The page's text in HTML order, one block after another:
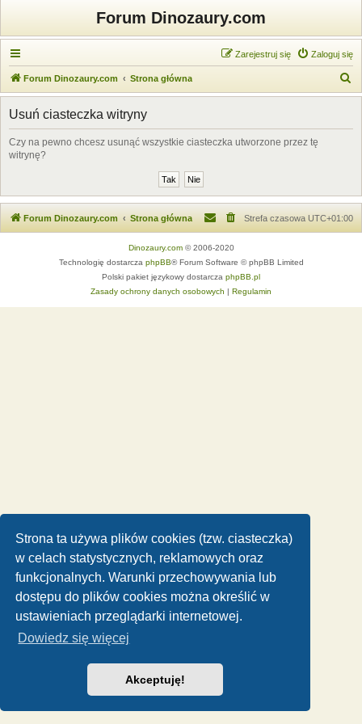
Strona ta używa plików cookies (tzw. ciasteczka)
w celach statystycznych, reklamowych oraz
funkcjonalnych. Warunki przechowywania lub
dostępu do plików cookies można określić w
ustawieniach przeglądarki internetowej.
Dowiedz się więcej
Akceptuję!
Forum Dinozaury.com
Zaloguj się
Zarejestruj się
Forum Dinozaury.com Strona główna
z
Usuń ciasteczka witryny
Czy na pewno chcesz usunąć wszystkie ciasteczka utworzone przez tę
witrynę?
Forum Dinozaury.com Strona główna Strefa czasowa UTC+01:00
Dinozaury.com© 2006-2020
Technologię dostarcza phpBB® Forum Software © phpBB Limited
Polski pakiet językowy dostarcza phpBB.pl
Zasady ochrony danych osobowych | Regulamin